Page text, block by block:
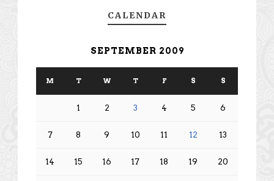
CALENDAR
SEPTEMBER 2009
M T W T F S S
1 2 3 4 5 6
7 8 9 10 11 12 13
14 15 16 17 18 19 20